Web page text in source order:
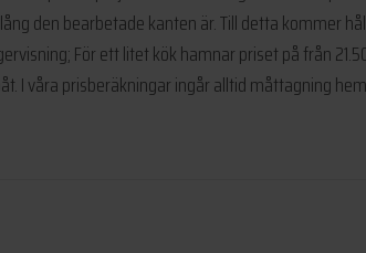
den bearbetade kanten är. Till detta kommer
För ett litet kök hamnar priset på från
I våra prisberäkningar ingår alltid måttagning